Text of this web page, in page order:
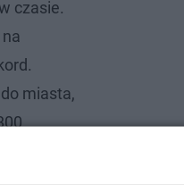
czasie.
miasta,
było